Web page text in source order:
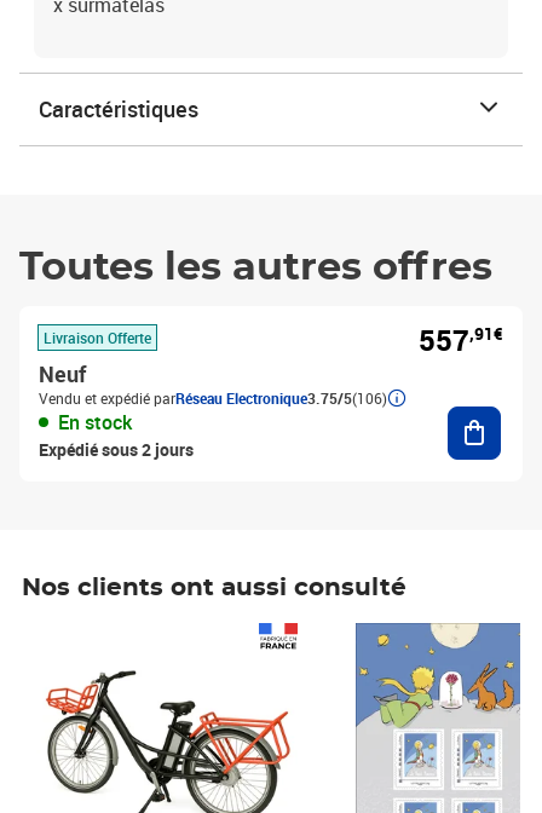
Caractéristiques
Toutes les autres offres
Livraison Offerte
Neuf
Vendu et expédié parRéseau Electronique3.75/5(106)
En stock
Expédié sous 2 jours
557,91€
Nos clients ont aussi consulté
Prix 7,50€